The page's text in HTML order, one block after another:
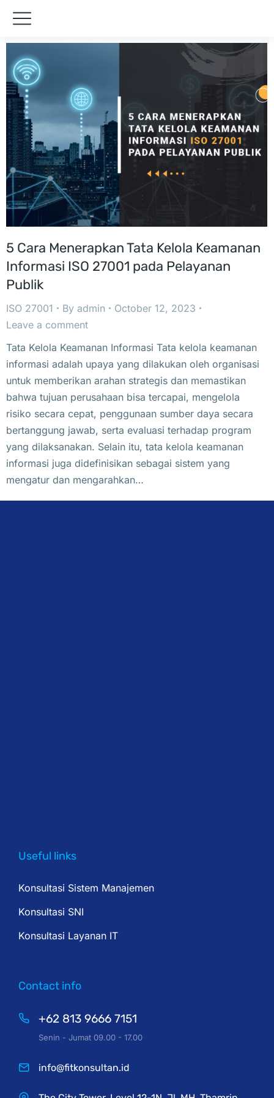
5 Cara Menerapkan Tata Kelola Keamanan
Informasi ISO 27001 pada Pelayanan
Publik
ISO 27001 By admin
October 12, 2023
Leave a comment
Tata Kelola Keamanan Informasi Tata kelola keamanan
informasi adalah upaya yang dilakukan oleh organisasi
untuk memberikan arahan strategis dan memastikan
bahwa tujuan perusahaan bisa tercapai, mengelola
risiko secara cepat, penggunaan sumber daya secara
bertanggung jawab, serta evaluasi terhadap program
yang dilaksanakan. Selain itu, tata kelola keamanan
informasi juga didefinisikan sebagai sistem yang
mengatur dan mengarahkan…
Useful links
Konsultasi Sistem Manajemen
Konsultasi SNI
Konsultasi Layanan IT
Contact info
+62 813 9666 7151
Senin - Jumat 09.00 - 17.00
info@fitkonsultan.id